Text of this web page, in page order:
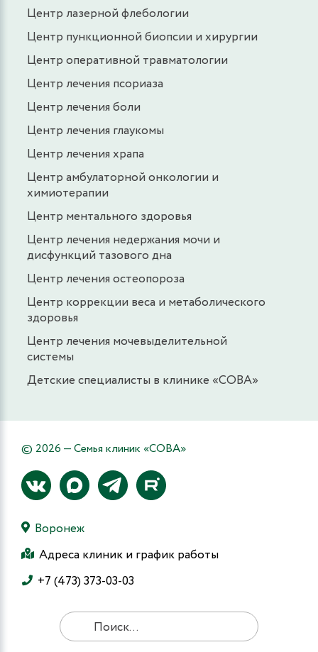
Центр лазерной флебологии
Центр пункционной биопсии и хирургии
Центр оперативной травматологии
Центр лечения псориаза
Центр лечения боли
Центр лечения глаукомы
Центр лечения храпа
Центр амбулаторной онкологии и
химиотерапии
Центр ментального здоровья
Центр лечения недержания мочи и
дисфункций тазового дна
Центр лечения остеопороза
Центр коррекции веса и метаболического
здоровья
Центр лечения мочевыделительной
системы
Детские специалисты в клинике «СОВА»
© 2026 — Семья клиник «СОВА»
Воронеж
Адреса клиник и график работы
+7 (473) 373-03-03